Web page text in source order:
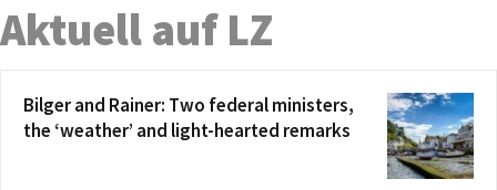
Aktuell auf LZ
Bilger and Rainer: Two federal ministers,
the ‘weather’ and light-hearted remarks